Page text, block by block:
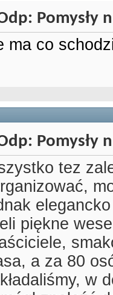
Pomysły
ma co
Pomysły
tez
piękne
a za 80
w